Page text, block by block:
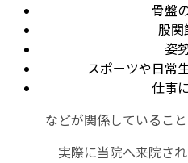
骨盤
股関
姿
スポーツや日常
仕事
などが関係しているこ
実際に当院へ来院さ